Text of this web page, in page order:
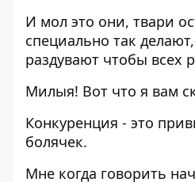
И мол это они, твари
специально так
раздувают чтобы всех
Милыя! Вот что я вам
Конкуренция - это
болячек.
Мне когда говорить